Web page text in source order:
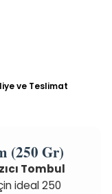
ve Teslimat
(250 Gr)
Tombul
ideal 250